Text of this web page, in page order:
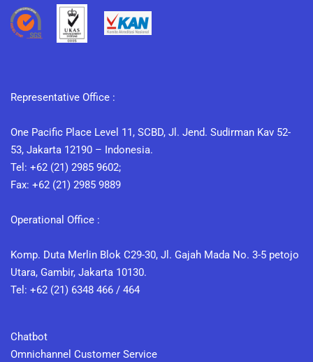
Representative Office :
One Pacific Place Level 11, SCBD, Jl. Jend. Sudirman Kav 52-
53, Jakarta 12190 – Indonesia.
Tel: +62 (21) 2985 9602;
Fax: +62 (21) 2985 9889
Operational Office :
Komp. Duta Merlin Blok C29-30, Jl. Gajah Mada No. 3-5 petojo
Utara, Gambir, Jakarta 10130.
Tel: +62 (21) 6348 466 / 464
Chatbot
Omnichannel Customer Service